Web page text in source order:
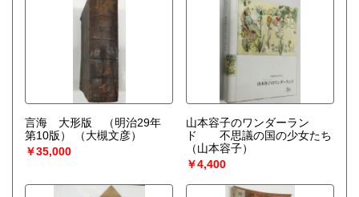
言海 大形版 （明治29年
第10版）
（大槻文彦）
￥35,000
山本容子のワンダーラン
ド 不思議の国の少女たち
（山本容子）
￥4,400